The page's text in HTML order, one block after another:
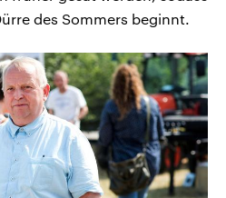
des Sommers beginnt.